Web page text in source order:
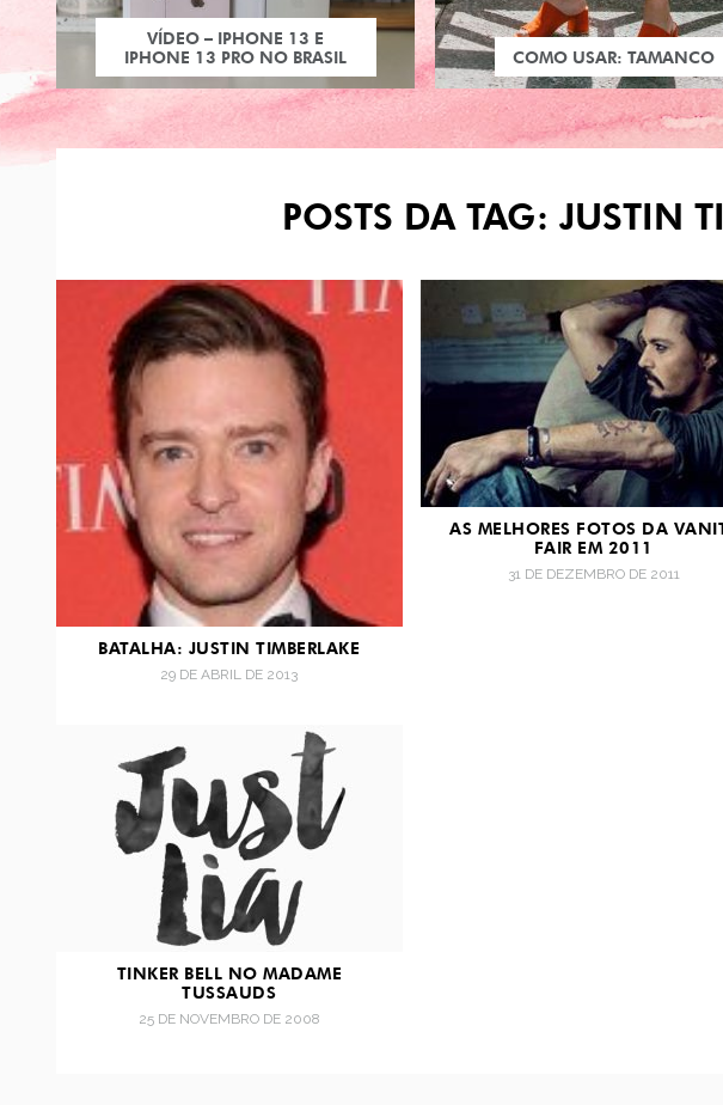
VÍDEO – IPHONE 13 E
IPHONE 13 PRO NO BRASIL
COMO USAR: TAMANCO
POSTS DA TAG: JUSTIN
BATALHA: JUSTIN TIMBERLAKE
29 DE ABRIL DE 2013
AS MELHORES FOTOS DA
FAIR EM 2011
31 DE DEZEMBRO DE 2011
TINKER BELL NO MADAME
TUSSAUDS
25 DE NOVEMBRO DE 2008